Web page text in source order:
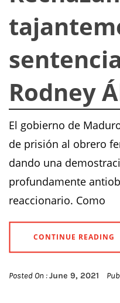
Rodney
El gobierno de
de prisión al obrero
dando una
profundamente
reaccionario. Como
CONTINUE READING
Posted On :June 9, 2021